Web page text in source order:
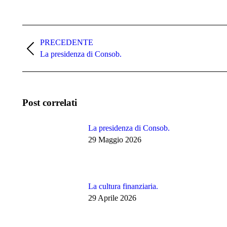
di
navigazione
PRECEDENTE
Stile
dell'anteprima:
La presidenza di Consob.
Post correlati
La presidenza di Consob.
29 Maggio 2026
La cultura finanziaria.
29 Aprile 2026